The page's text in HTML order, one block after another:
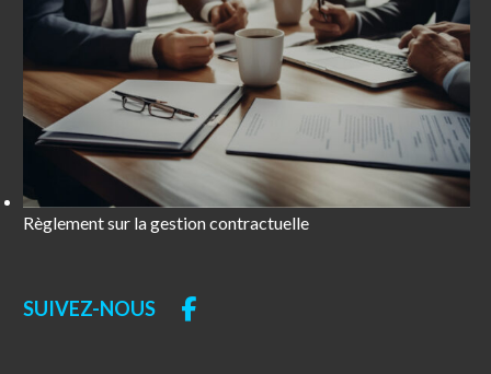
Règlement sur la gestion contractuelle
SUIVEZ-NOUS